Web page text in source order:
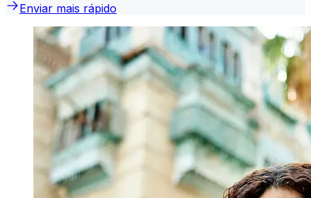
Enviar mais rápido